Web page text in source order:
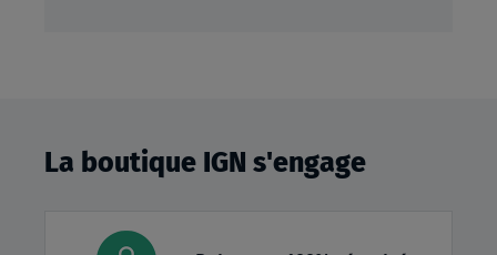
La boutique IGN s'engage